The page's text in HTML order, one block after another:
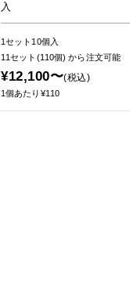
入
1セット10個入
11セット(110個)から注文可能
¥12,100〜(税込)
1個あたり¥110